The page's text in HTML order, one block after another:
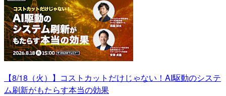
【8/18（火）】コストカットだけじゃない！AI駆動のシステ
ム刷新がもたらす本当の効果